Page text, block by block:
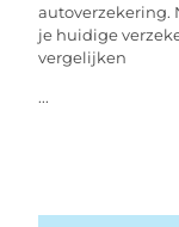
autoverzekering.
je huidige
vergelijken
...